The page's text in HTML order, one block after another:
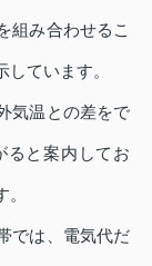
組み合わせるこ
ています。
気温との差をで
ると案内してお
では、電気代だ